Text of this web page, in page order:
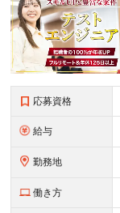
応募資格
給与
勤務地
働き方